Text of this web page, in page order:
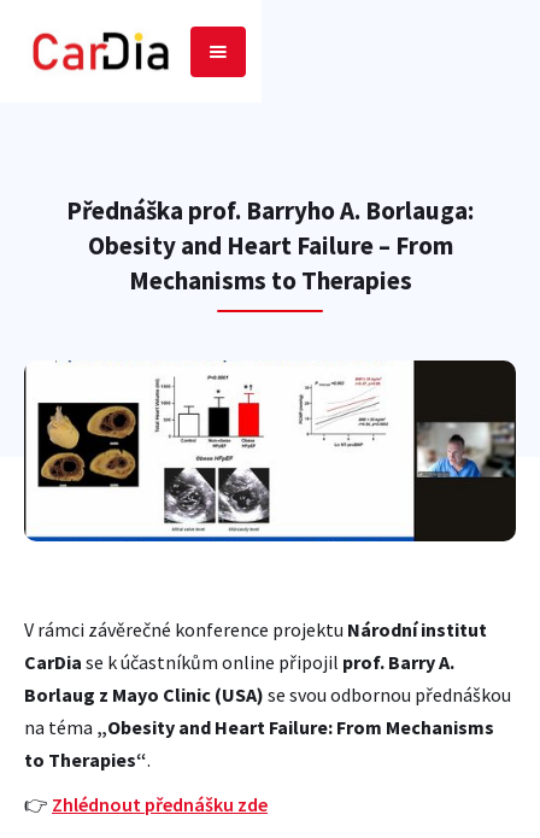
Přednáška prof. Barryho A. Borlauga:
Obesity and Heart Failure – From
Mechanisms to Therapies
V rámci závěrečné konference projektu Národní institut
CarDia se k účastníkům online připojil prof. Barry A.
Borlaug z Mayo Clinic (USA) se svou odbornou přednáškou
na téma „Obesity and Heart Failure: From Mechanisms
to Therapies“.
👉 Zhlédnout přednášku zde